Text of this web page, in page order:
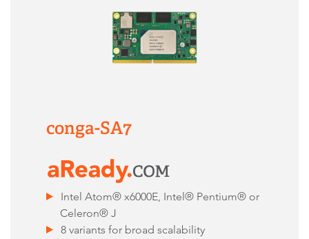
conga-SA7
Intel Atom® x6000E, Intel® Pentium® or
Celeron® J
8 variants for broad scalability